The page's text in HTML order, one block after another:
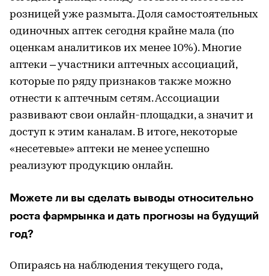
розницей уже размыта. Доля самостоятельных
одиночных аптек сегодня крайне мала (по
оценкам аналитиков их менее 10%). Многие
аптеки – участники аптечных ассоциаций,
которые по ряду признаков также можно
отнести к аптечным сетям. Ассоциации
развивают свои онлайн-площадки, а значит и
доступ к этим каналам. В итоге, некоторые
«несетевые» аптеки не менее успешно
реализуют продукцию онлайн.
Можете ли вы сделать выводы относительно
роста фармрынка и дать прогнозы на будущий
год?
Опираясь на наблюдения текущего года,